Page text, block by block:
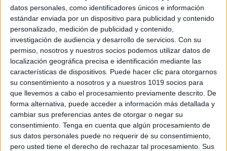
datos personales, como identificadores únicos e información
estándar enviada por un dispositivo para publicidad y contenido
personalizado, medición de publicidad y contenido,
investigación de audiencia y desarrollo de servicios. Con su
permiso, nosotros y nuestros socios podemos utilizar datos de
localización geográfica precisa e identificación mediante las
características de dispositivos. Puede hacer clic para otorgarnos
su consentimiento a nosotros y a nuestros 1019 socios para
que llevemos a cabo el procesamiento previamente descrito. De
forma alternativa, puede acceder a información más detallada y
cambiar sus preferencias antes de otorgar o negar su
consentimiento. Tenga en cuenta que algún procesamiento de
sus datos personales puede no requerir de su consentimiento,
pero usted tiene el derecho de rechazar tal procesamiento. Sus
ÚNETE A NUESTRO GRUPO EXCLUSIVO DE
WHATSAPP